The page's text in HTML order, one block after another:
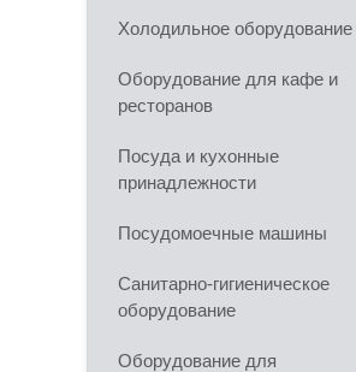
Холодильное оборудование
Оборудование для кафе и
ресторанов
Посуда и кухонные
принадлежности
Посудомоечные машины
Санитарно-гигиеническое
оборудование
Оборудование для